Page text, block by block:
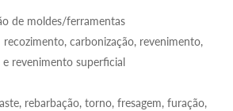
de moldes/ferramentas
carbonização, revenimento,
revenimento superficial
rebarbação, torno, fresagem, furação,